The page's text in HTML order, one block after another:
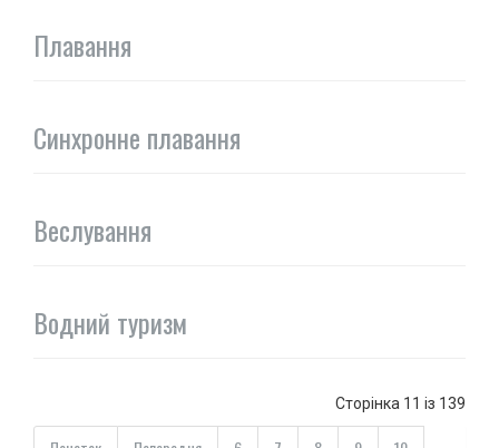
Плавання
Синхронне плавання
Веслування
Водний туризм
Сторінка 11 із 139